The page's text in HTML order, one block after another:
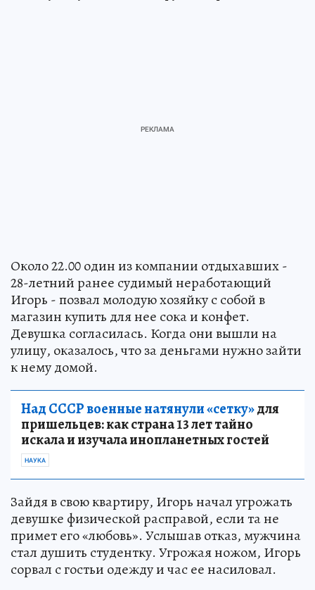
Около 22.00 один из компании отдыхавших -
28-летний ранее судимый неработающий
Игорь - позвал молодую хозяйку с собой в
магазин купить для нее сока и конфет.
Девушка согласилась. Когда они вышли на
улицу, оказалось, что за деньгами нужно зайти
к нему домой.
Над СССР военные натянули «сетку»для
пришельцев: как страна 13 лет тайно
искала и изучала инопланетных гостей
НАУКА
Зайдя в свою квартиру, Игорь начал угрожать
девушке физической расправой, если та не
примет его «любовь». Услышав отказ, мужчина
стал душить студентку. Угрожая ножом, Игорь
сорвал с гостьи одежду и час ее насиловал.